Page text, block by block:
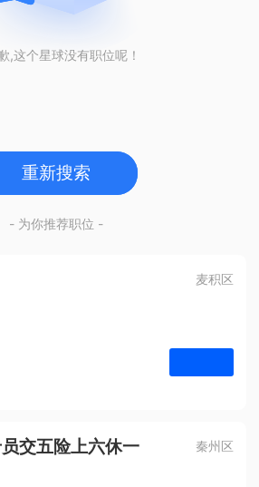
,这个星球没有职位呢！
重新搜索
- 为你推荐职位 -
麦积区
交五险上六休一 秦州区